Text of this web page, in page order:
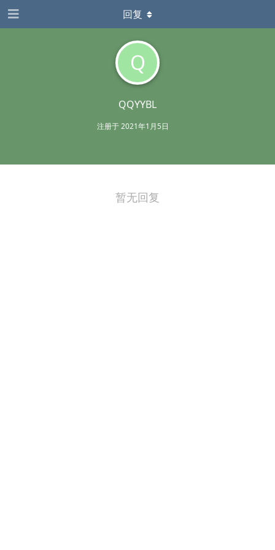
Q
QQYYBL
注册于2021年1月5日
回复
暂无回复